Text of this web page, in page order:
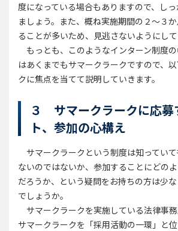
度になっている場合もありますので、し
ましょう。また、概ね実施期間の２～３
ることが多いため、見逃さないようにして
もっとも、このようなインターン制度
はあくまでもサマークラークですので、
クに焦点を当てて説明していきます。
３ サマークラークに応募
ト、参加の心構え
サマークラークという制度は知ってい
ないのではないか、参加することにどの
だろうか、という疑問をお持ちの方は少
でしょうか。
サマークラークを実施している法律事務
サマークラークを「採用活動の一環」と位